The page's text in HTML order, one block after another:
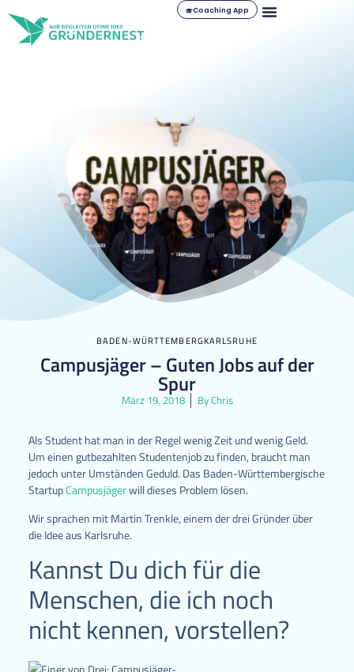
Coaching App
BADEN-WÜRTTEMBERGKARLSRUHE
Campusjäger – Guten Jobs auf der
Spur
März 19, 2018 ByChris
Als Student hat man in der Regel wenig Zeit und wenig Geld.
Um einen gutbezahlten Studentenjob zu finden, braucht man
jedoch unter Umständen Geduld. Das Baden-Württembergische
StartupCampusjägerwill dieses Problem lösen.
Wir sprachen mit Martin Trenkle, einem der drei Gründer über
die Idee aus Karlsruhe.
Kannst Du dich für die
Menschen, die ich noch
nicht kennen, vorstellen?